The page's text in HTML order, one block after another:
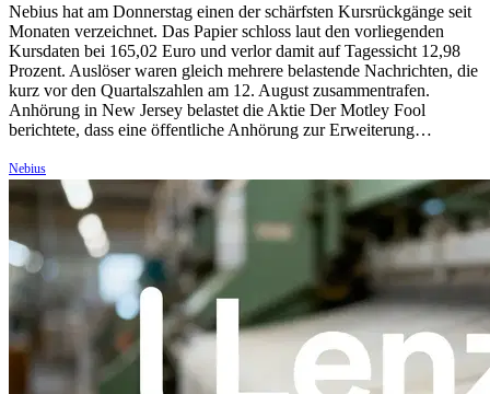
Nebius hat am Donnerstag einen der schärfsten Kursrückgänge seit
Monaten verzeichnet. Das Papier schloss laut den vorliegenden
Kursdaten bei 165,02 Euro und verlor damit auf Tagessicht 12,98
Prozent. Auslöser waren gleich mehrere belastende Nachrichten, die
kurz vor den Quartalszahlen am 12. August zusammentrafen.
Anhörung in New Jersey belastet die Aktie Der Motley Fool
berichtete, dass eine öffentliche Anhörung zur Erweiterung…
Nebius